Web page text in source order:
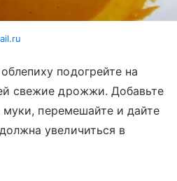
подогрейте на
свежие дрожжи. Добавьте
муки, перемешайте и дайте
увеличиться в